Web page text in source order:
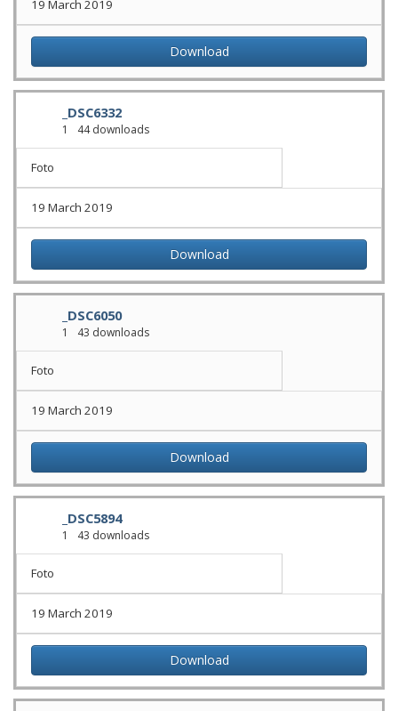
19 March 2019
Download
_DSC6332
1 44 downloads
Foto
19 March 2019
Download
_DSC6050
1 43 downloads
Foto
19 March 2019
Download
_DSC5894
1 43 downloads
Foto
19 March 2019
Download